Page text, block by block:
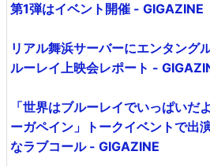
第1弾はイベント開催 - GIGAZINE
リアル舞浜サーバーにエンタング
ルーレイ上映会レポート -
「世界はブルーレイでいっぱいだ
ーガペイン」トークイベントで出
なラブコール - GIGAZINE